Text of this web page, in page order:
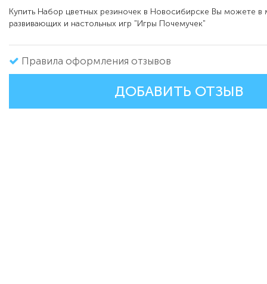
Купить Набор цветных резиночек в Новосибирске Вы можете в
развивающих и настольных игр "Игры Почемучек"
Правила оформления отзывов
ДОБАВИТЬ ОТЗЫВ